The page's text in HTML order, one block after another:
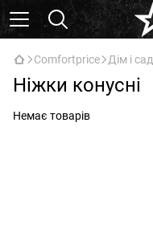
Comfortprice Дім і сад
Ніжки конусні
Немає товарів